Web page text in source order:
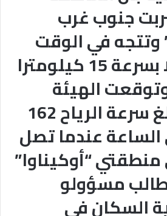
جنوب غرب
وتتجه في الوقت
الحالي شمالا بسرعة 15 كيلومترا
الهيئة
الجوية أن تبلغ سرعة الرياح 162
الساعة عندما تصل
“أوكيناوا”
مسؤولو
السكان في